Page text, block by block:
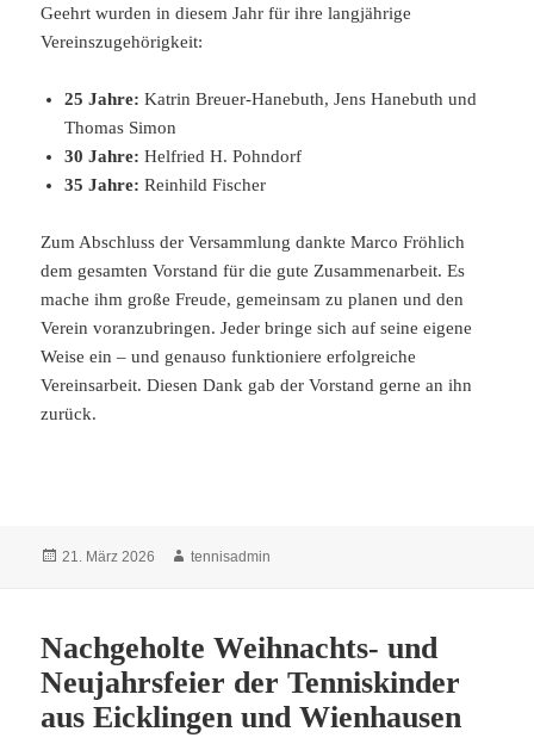
Geehrt wurden in diesem Jahr für ihre langjährige
Vereinszugehörigkeit:
25 Jahre: Katrin Breuer-Hanebuth, Jens Hanebuth und
Thomas Simon
30 Jahre: Helfried H. Pohndorf
35 Jahre: Reinhild Fischer
Zum Abschluss der Versammlung dankte Marco Fröhlich
dem gesamten Vorstand für die gute Zusammenarbeit. Es
mache ihm große Freude, gemeinsam zu planen und den
Verein voranzubringen. Jeder bringe sich auf seine eigene
Weise ein – und genauso funktioniere erfolgreiche
Vereinsarbeit. Diesen Dank gab der Vorstand gerne an ihn
zurück.
Veröffentlicht
21. März 2026 Autor
tennisadmin
Nachgeholte Weihnachts- und
Neujahrsfeier der Tenniskinder
aus Eicklingen und Wienhausen